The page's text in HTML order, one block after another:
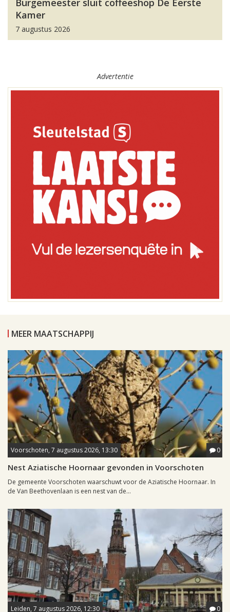
Burgemeester sluit coffeeshop De Eerste
Kamer
7 augustus 2026
Advertentie
MEER MAATSCHAPPIJ
Voorschoten, 7 augustus 2026, 13:30 0
Nest Aziatische Hoornaar gevonden in Voorschoten
De gemeente Voorschoten waarschuwt voor de Aziatische Hoornaar. In
de Van Beethovenlaan is een nest van de...
Leiden, 7 augustus 2026, 12:30 0